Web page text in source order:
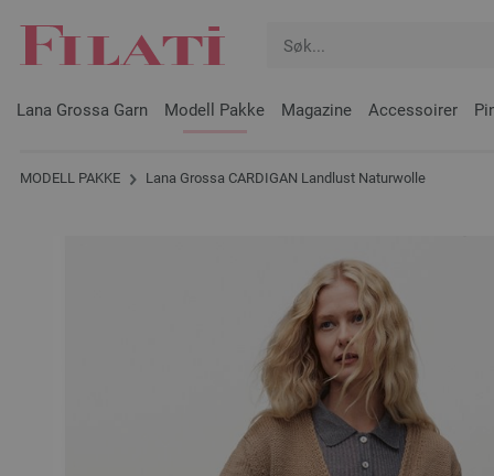
Lana Grossa Garn Modell Pakke Magazine Accessoirer
MODELL PAKKE Lana Grossa CARDIGAN Landlust Naturwolle